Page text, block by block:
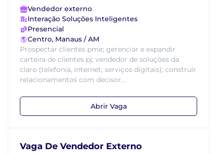
Vendedor externo
Interação Soluções Inteligentes
Presencial
Centro, Manaus / AM
Prospectar clientes pme; gerenciar e expandir
carteira de clientes pj; vendedor de soluções da
claro (telefonia, internet, serviços digitais); construir
relacionamentos com decisor...
Abrir Vaga
Vaga De Vendedor Externo